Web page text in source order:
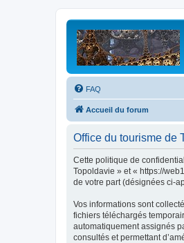
FAQ
Accueil du forum
Office du tourisme de
Cette politique de
Topoldavie » et « https://
de votre part (désignées ci-
Vos informations sont
fichiers téléchargés
automatiquement assignés
consultés et permettant